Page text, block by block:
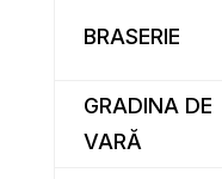
BRASERIE
GRADINA DE
VARĂ